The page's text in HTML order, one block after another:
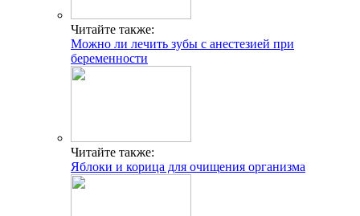
Читайте также:
Можно ли лечить зубы с анестезией при
беременности
Читайте также:
Яблоки и корица для очищения организма